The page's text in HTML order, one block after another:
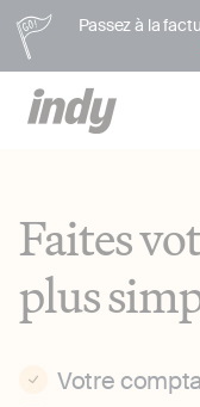
Passez à la
Faites
plus
Votre